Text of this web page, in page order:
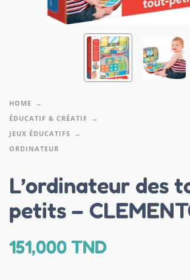
HOME
ÉDUCATIF & CRÉATIF
JEUX ÉDUCATIFS
ORDINATEUR
L’ordinateur des
petits –
151,000TND